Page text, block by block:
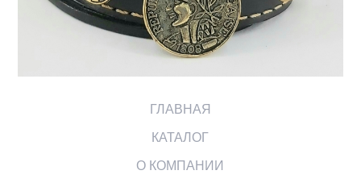
ГЛАВНАЯ
КАТАЛОГ
О КОМПАНИИ